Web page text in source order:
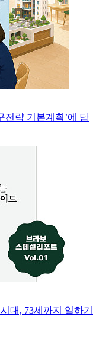
전략 기본계획’에 담
대, 73세까지 일하기